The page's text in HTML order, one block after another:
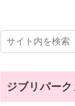
ジブリパー